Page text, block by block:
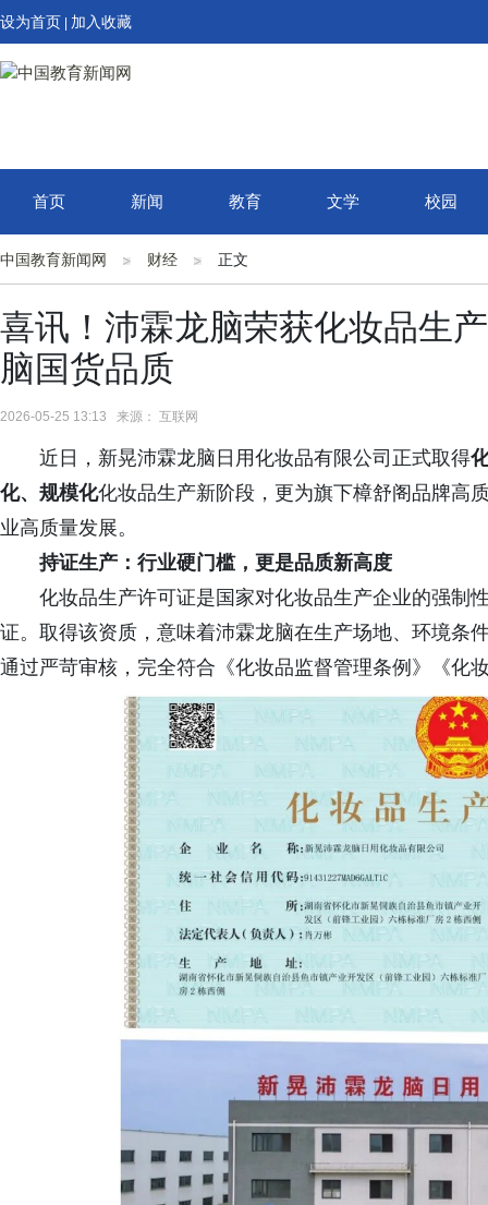
设为首页 加入收藏
首页 新闻 教育 文学 校园
中国教育新闻网 财经 正文
喜讯！沛霖龙脑荣获化妆品生
脑国货品质
2026-05-25 13:13 来源： 互联网
近日，新晃沛霖龙脑日用化妆品有限公司正式取得
化、规模化化妆品生产新阶段，更为旗下樟舒阁品牌高
业高质量发展。
持证生产：行业硬门槛，更是品质新高度
化妆品生产许可证是国家对化妆品生产企业的强制
证。取得该资质，意味着沛霖龙脑在生产场地、环境条
通过严苛审核，完全符合《化妆品监督管理条例》《化